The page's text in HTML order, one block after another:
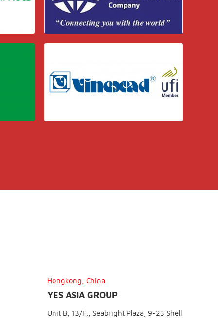
Hongkong, China
YES ASIA GROUP
Unit B, 13/F., Seabright Plaza, 9-23 Shell